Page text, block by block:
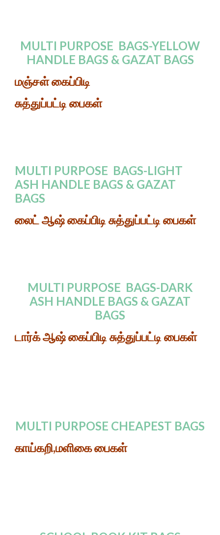
MULTI PURPOSE BAGS-YELLOW
HANDLE BAGS & GAZAT BAGS
மஞ்சள் கைப்பிடி
சுத்துப்பட்டி பைகள்
MULTI PURPOSE BAGS-LIGHT
ASH HANDLE BAGS & GAZAT
BAGS
லைட் ஆஷ் கைப்பிடி சுத்துப்பட்டி பைகள்
MULTI PURPOSE BAGS-DARK
ASH HANDLE BAGS & GAZAT
BAGS
டார்க் ஆஷ் கைப்பிடி சுத்துப்பட்டி பைகள்
MULTI PURPOSE CHEAPEST BAGS
காய்கறி,மளிகை பைகள்